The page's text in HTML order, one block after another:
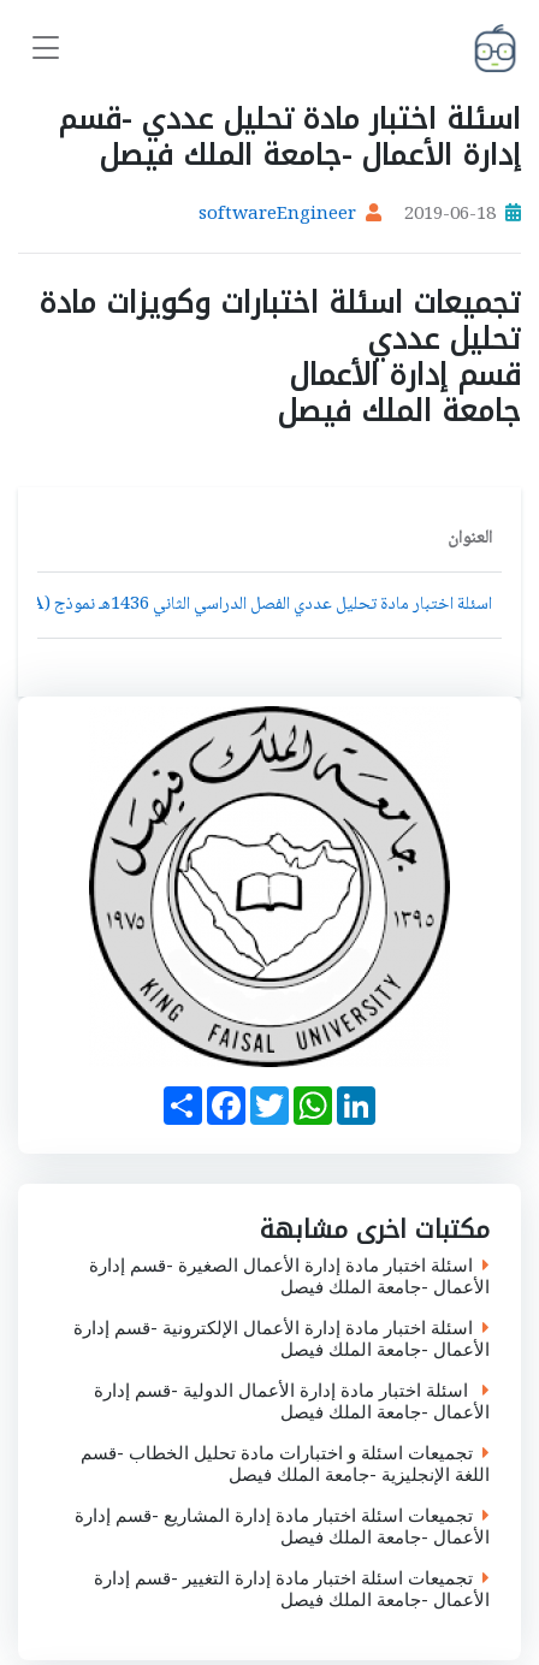
اسئلة اختبار مادة تحليل عددي -قسم
إدارة الأعمال -جامعة الملك فيصل
2019-06-18
softwareEngineer
تجميعات اسئلة اختبارات وكويزات مادة
تحليل عددي
قسم إدارة الأعمال
جامعة الملك فيصل
العنوان
اسئلة اختبار مادة تحليل عددي الفصل الدراسي الثاني 1436هـ نموذج (A)
S
h
a
F
a
c
T
w
i
W
h
a
p
p
L
i
n
n
مكتبات اخرى مشابهة
اسئلة اختبار مادة إدارة الأعمال الصغيرة -قسم إدارة
الأعمال -جامعة الملك فيصل
اسئلة اختبار مادة إدارة الأعمال الإلكترونية -قسم إدارة
الأعمال -جامعة الملك فيصل
اسئلة اختبار مادة إدارة الأعمال الدولية -قسم إدارة
الأعمال -جامعة الملك فيصل
تجميعات اسئلة و اختبارات مادة تحليل الخطاب -قسم
اللغة الإنجليزية -جامعة الملك فيصل
تجميعات اسئلة اختبار مادة إدارة المشاريع -قسم إدارة
الأعمال -جامعة الملك فيصل
تجميعات اسئلة اختبار مادة إدارة التغيير -قسم إدارة
الأعمال -جامعة الملك فيصل